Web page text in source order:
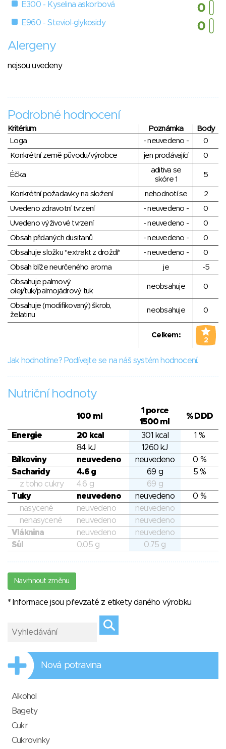
E300 - Kyselina askorbová
E960 - Steviol-glykosidy
Alergeny
nejsou uvedeny
Podrobné hodnocení
Kritérium Poznámka
Body
Loga
- neuvedeno -
0
Konkrétní země původu/výrobce
jen prodávající 0
Éčka
aditiva se
skóre 1
5
Konkrétní požadavky na složení nehodnotí se
2
Uvedeno zdravotní tvrzení
- neuvedeno -
0
Uvedeno výživové tvrzení
- neuvedeno -
0
Obsah přidaných dusitanů
- neuvedeno -
0
Obsahuje složku "extrakt z droždí"
- neuvedeno -
0
Obsah blíže neurčeného aroma
je
-5
Obsahuje palmový
olej/tuk/palmojádrový tuk
neobsahuje 0
Obsahuje (modifikovaný) škrob,
želatinu
neobsahuje 0
Celkem:
2
Jak hodnotíme? Podívejte se na náš systém hodnocení.
Nutriční hodnoty
100 ml
1 porce
1500 ml
% DDD
Energie 20 kcal 301 kcal
1 %
84 kJ
1260 kJ
Bílkoviny
neuvedeno neuvedeno
0 %
Sacharidy
4.6 g 69 g
5 %
z toho cukry
4.6 g
69 g
Tuky
neuvedeno neuvedeno
0 %
nasycené
neuvedeno
neuvedeno
nenasycené
neuvedeno
neuvedeno
Vláknina
neuvedeno
neuvedeno
Sůl
0.05 g 0.75 g
Navrhnout změnu
* Informace jsou převzaté z etikety daného výrobku
Nová potravina
Alkohol
Bagety
Cukr
Cukrovinky